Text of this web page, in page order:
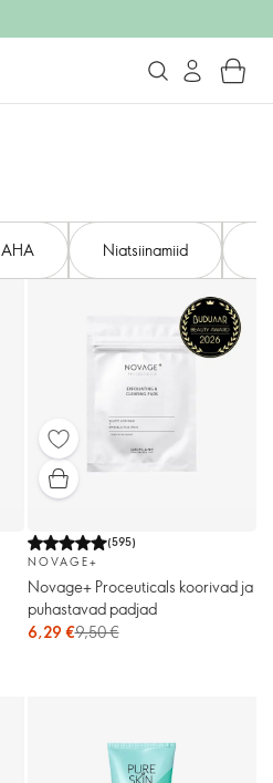
AHA Niatsiinamiid
(595)
NOVAGE+
Novage+ Proceuticals koorivad ja
puhastavad padjad
6,29 €9,50 €